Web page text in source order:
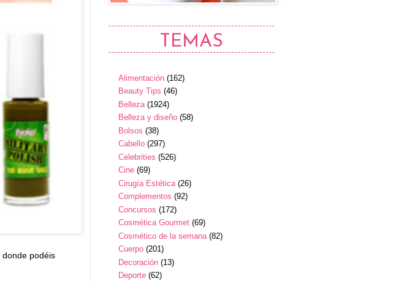
donde podéis
TEMAS
Alimentación (162)
Beauty Tips (46)
Belleza (1924)
Belleza y diseño (58)
Bolsos (38)
Cabello (297)
Celebrities (526)
Cine (69)
Cirugía Estética (26)
Complementos (92)
Concursos (172)
Cosmética Gourmet (69)
Cosmético de la semana (82)
Cuerpo (201)
Decoración (13)
Deporte (62)